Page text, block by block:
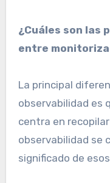
¿Cuáles son las
entre
La principal
observabilidad es
centra en
observabilidad se
significado de